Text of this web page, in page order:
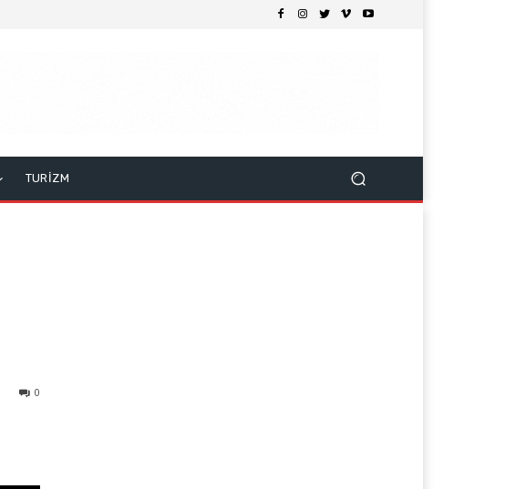
TURİZM
0